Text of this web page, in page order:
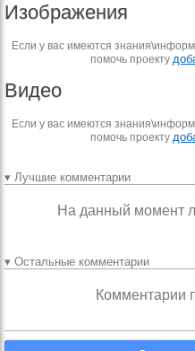
Изображения
Если у вас имеются
помочь проекту
Видео
Если у вас имеются
помочь проекту
▾ Лучшие комментарии
На данный момент
▾ Остальные комментарии
Комментарии